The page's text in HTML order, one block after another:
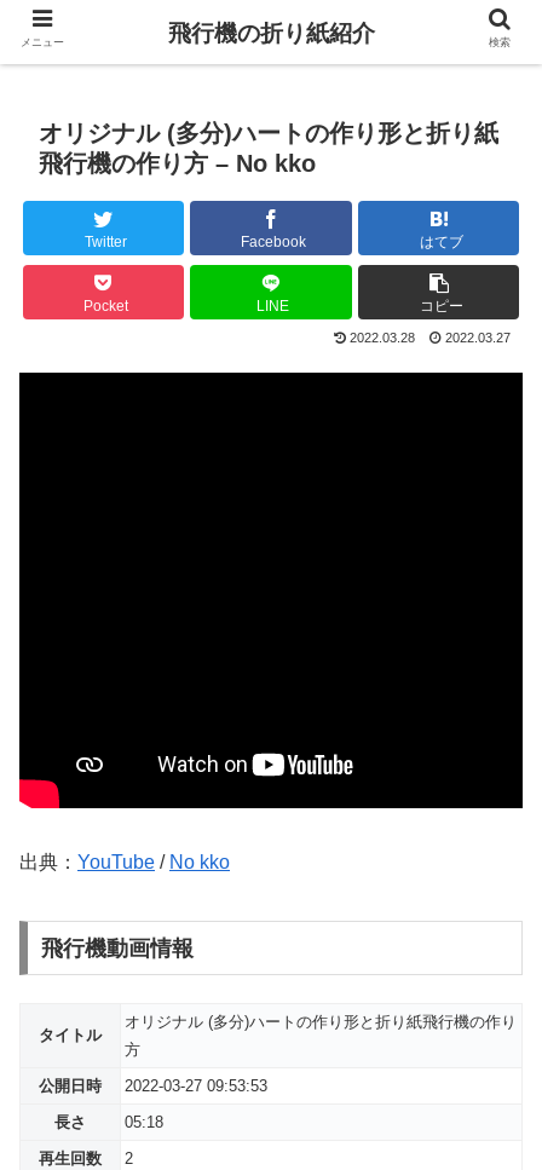
オリジナル (多分)ハートの作り形と折り紙
飛行機の作り方 – No kko
Twitter Facebook はてブ
Pocket LINE コピー
2022.03.28 2022.03.27
出典： YouTube / No kko
飛行機動画情報
タイトル
オリジナル (多分)ハートの作り形と折り紙飛行機の作り
方
公開日時
2022-03-27 09:53:53
長さ
05:18
再生回数
2
メニュー 飛行機の折り紙紹介 検索